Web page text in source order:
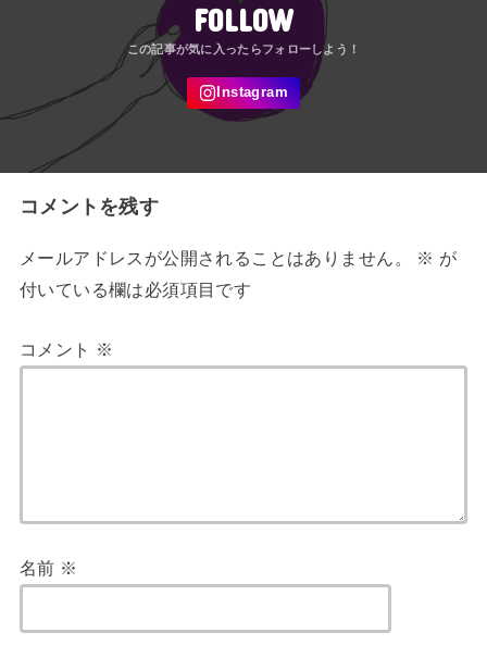
FOLLOW
コメントを残す
メールアドレスが公開されることはありません。 ※ が
付いている欄は必須項目です
コメント ※
名前 ※